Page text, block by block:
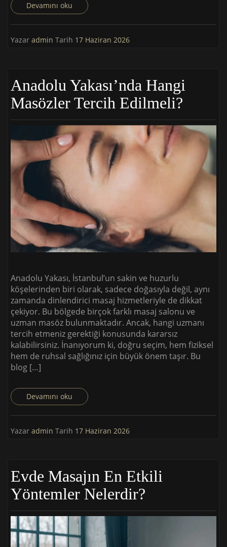
Devamını oku
Yazar admin Tarih 17 Haziran 2026
Anadolu Yakası’nda Hangi
Masözler Tercih Edilmeli?
Anadolu Yakası, İstanbul’un sakin ve huzurlu
köşelerinden biri olarak, sadece doğasıyla değil, aynı
zamanda dinlendirici masaj hizmetleriyle de dikkat
çekiyor. Bu bölgede birçok farklı masaj salonu ve
uzman masöz bulunmaktadır. Ancak, hangi uzmanı
tercih etmeniz gerektiği konusunda kararsız
kalabilirsiniz. İnanıyorum ki, doğru seçim, hem fiziksel
hem de ruhsal sağlığınız için büyük önem taşır. Bu
blog […]
Devamını oku
Yazar admin Tarih 17 Haziran 2026
Evde Masajın En Etkili
Yöntemler Nelerdir?